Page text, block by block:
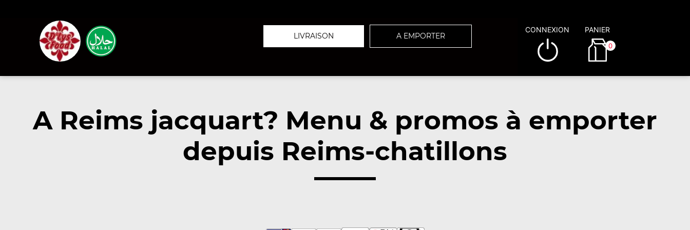
LIVRAISON A EMPORTER
CONNEXION PANIER
0
A Reims jacquart? Menu & promos à emporter
depuis Reims-chatillons